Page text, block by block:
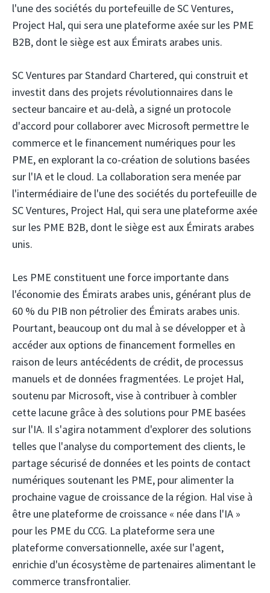
l'une des sociétés du portefeuille de SC Ventures,
Project Hal, qui sera une plateforme axée sur les PME
B2B, dont le siège est aux Émirats arabes unis.
SC Ventures par Standard Chartered, qui construit et
investit dans des projets révolutionnaires dans le
secteur bancaire et au-delà, a signé un protocole
d'accord pour collaborer avec Microsoft permettre le
commerce et le financement numériques pour les
PME, en explorant la co-création de solutions basées
sur l'IA et le cloud. La collaboration sera menée par
l'intermédiaire de l'une des sociétés du portefeuille de
SC Ventures, Project Hal, qui sera une plateforme axée
sur les PME B2B, dont le siège est aux Émirats arabes
unis.
Les PME constituent une force importante dans
l'économie des Émirats arabes unis, générant plus de
60 % du PIB non pétrolier des Émirats arabes unis.
Pourtant, beaucoup ont du mal à se développer et à
accéder aux options de financement formelles en
raison de leurs antécédents de crédit, de processus
manuels et de données fragmentées. Le projet Hal,
soutenu par Microsoft, vise à contribuer à combler
cette lacune grâce à des solutions pour PME basées
sur l'IA. Il s'agira notamment d'explorer des solutions
telles que l'analyse du comportement des clients, le
partage sécurisé de données et les points de contact
numériques soutenant les PME, pour alimenter la
prochaine vague de croissance de la région. Hal vise à
être une plateforme de croissance « née dans l'IA »
pour les PME du CCG. La plateforme sera une
plateforme conversationnelle, axée sur l'agent,
enrichie d'un écosystème de partenaires alimentant le
commerce transfrontalier.